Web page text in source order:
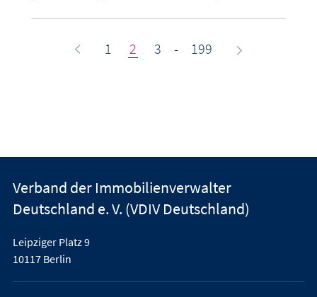
1 2 3 - 199
Verband der Immobilienverwalter
Deutschland e. V. (VDIV Deutschland)
Leipziger Platz 9
10117 Berlin